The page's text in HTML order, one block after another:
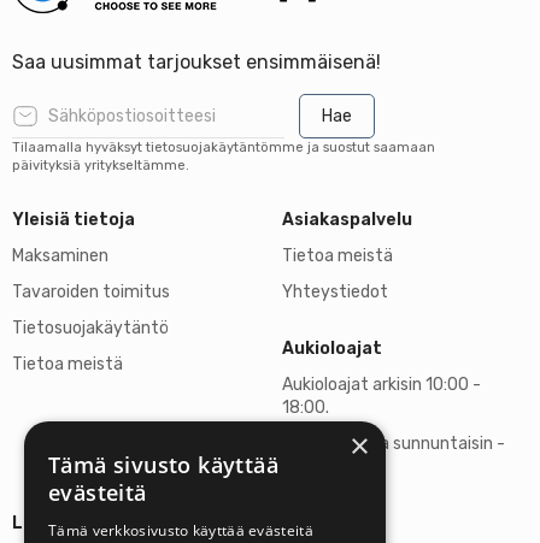
Saa uusimmat tarjoukset ensimmäisenä!
Hae
Tilaamalla hyväksyt tietosuojakäytäntömme ja suostut saamaan
päivityksiä yritykseltämme.
Yleisiä tietoja
Maksaminen
Tavaroiden toimitus
Tietosuojakäytäntö
Tietoa meistä
Asiakaspalvelu
Tietoa meistä
Yhteystiedot
Aukioloajat
Aukioloajat arkisin 10:00 -
18:00.
Lauantaisin ja sunnuntaisin -
Lisätietoja
×
Tämä sivusto käyttää
evästeitä
Tämä verkkosivusto käyttää evästeitä